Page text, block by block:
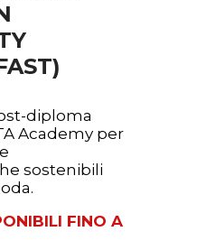
diploma
Academy per
sostenibili
FINO A